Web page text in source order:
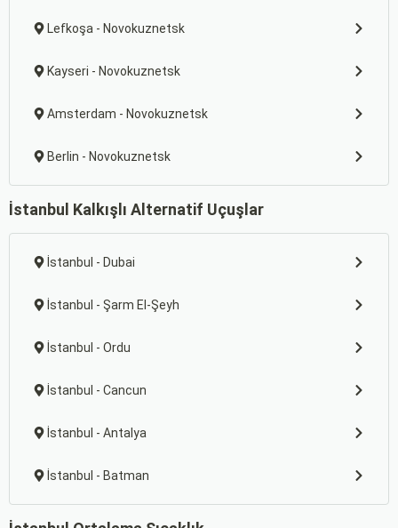
Lefkoşa - Novokuznetsk
Kayseri - Novokuznetsk
Amsterdam - Novokuznetsk
Berlin - Novokuznetsk
İstanbul Kalkışlı Alternatif Uçuşlar
İstanbul - Dubai
İstanbul - Şarm El-Şeyh
İstanbul - Ordu
İstanbul - Cancun
İstanbul - Antalya
İstanbul - Batman